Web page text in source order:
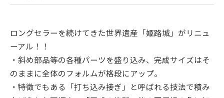
ロングセラーを続けてきた世界遺産「姫路城」がリニュ
ーアル！！
・斜め部品等の各種パーツを盛り込み、完成サイズはそ
のままに全体のフォルムが格段にアップ。
・特徴でもある「打ち込み接ぎ」と呼ばれる技法で積み